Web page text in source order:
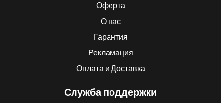
Оферта
О нас
Гарантия
Рекламация
Оплата и Доставка
Служба поддержки